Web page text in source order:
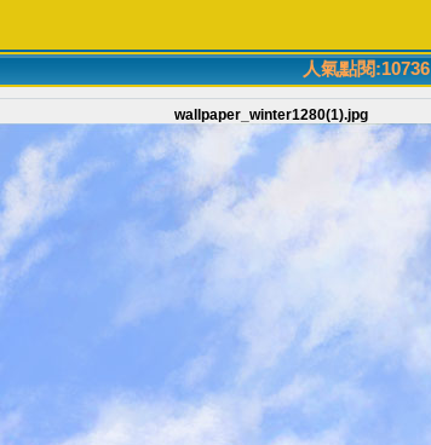
人氣點閱:10736
wallpaper_winter1280(1).jpg